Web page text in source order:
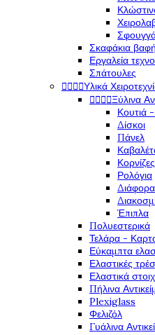
Σκαφάκια
Εργαλεία
Σπάτουλες
Υλικά
Ξύλινα
Κουτιά
Δίσκοι
Πάνελ
Κορνίζες
Ρολόγια
Έπιπλα
Πολυεστερικά
Τελάρα -
Εύκαμπτα
Ελαστικές
Ελαστικά
Πήλινα
Plexiglass
Φελιζόλ
Γυάλινα